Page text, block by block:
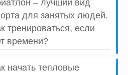
– лучший вид
для занятых людей.
тренироваться, если
времени?
начать тепловые